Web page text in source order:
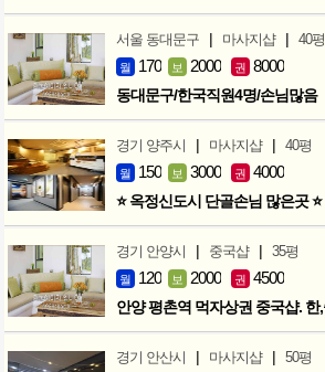
서울 동대문구 | 마사지샵 | 40평
월 170 보 2000 권 8000
동대문구/한국직원4명/손님많음
경기 양주시 | 마사지샵 | 40평
월 150 보 3000 권 4000
⭐ 옥정신도시 단골손님 많은곳 ⭐
경기 안양시 | 중국샵 | 35평
월 120 보 2000 권 4500
경기 안산시 | 마사지샵 | 50평